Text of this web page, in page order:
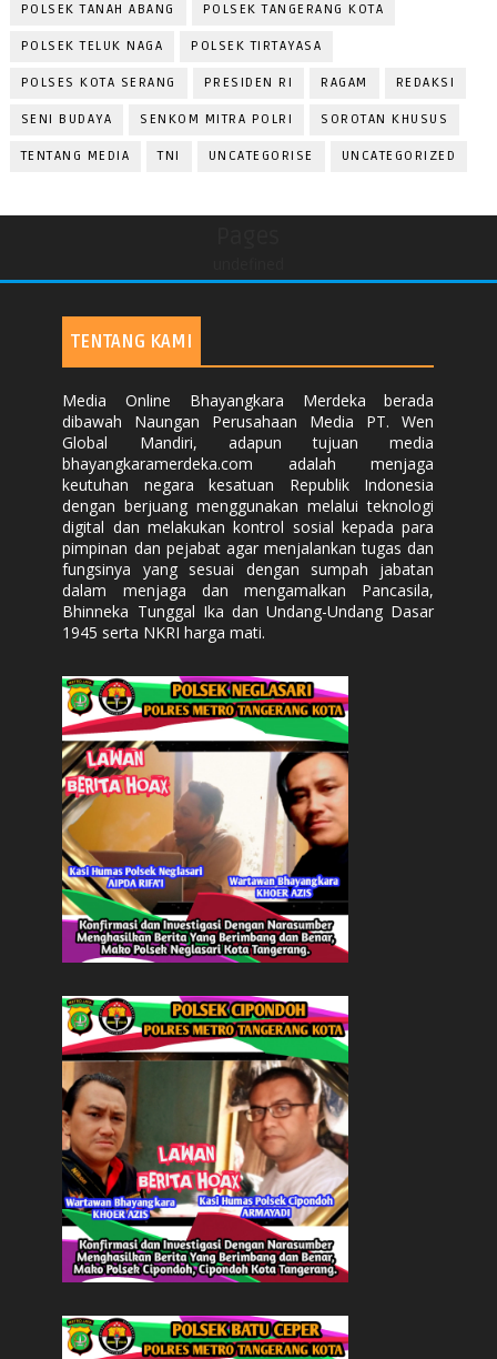
POLSEK TANAH ABANG POLSEK TANGERANG KOTA
POLSEK TELUK NAGA POLSEK TIRTAYASA
POLSES KOTA SERANG PRESIDEN RI RAGAM REDAKSI
SENI BUDAYA SENKOM MITRA POLRI SOROTAN KHUSUS
TENTANG MEDIA TNI UNCATEGORISE UNCATEGORIZED
TENTANG KAMI
Media Online Bhayangkara Merdeka berada
dibawah Naungan Perusahaan Media PT. Wen
Global Mandiri, adapun tujuan media
bhayangkaramerdeka.com adalah menjaga
keutuhan negara kesatuan Republik Indonesia
dengan berjuang menggunakan melalui teknologi
digital dan melakukan kontrol sosial kepada para
pimpinan dan pejabat agar menjalankan tugas dan
fungsinya yang sesuai dengan sumpah jabatan
dalam menjaga dan mengamalkan Pancasila,
Bhinneka Tunggal Ika dan Undang-Undang Dasar
1945 serta NKRI harga mati.